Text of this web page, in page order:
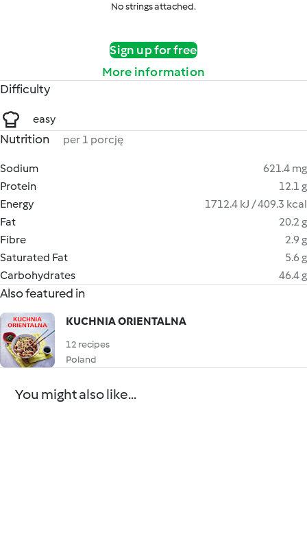
No strings attached.
Sign up for free
More information
Difficulty
easy
Nutrition per 1 porcję
Sodium
621.4 mg
Protein
12.1 g
Energy
1712.4 kJ / 409.3 kcal
Fat
20.2 g
Fibre
2.9 g
Saturated Fat
5.6 g
Carbohydrates
46.4 g
Also featured in
KUCHNIA ORIENTALNA
12 recipes
Poland
You might also like...